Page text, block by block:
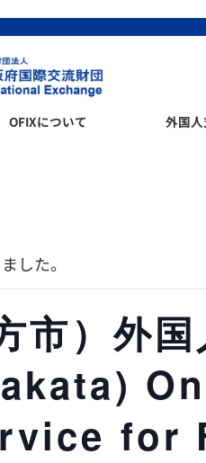
OFIXについて 外国
した。
市）外
for